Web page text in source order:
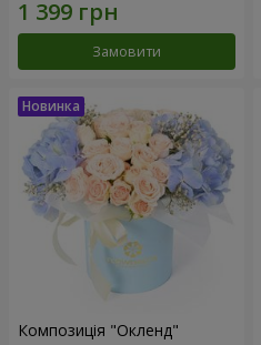
Замовити
Композиція "Окленд"